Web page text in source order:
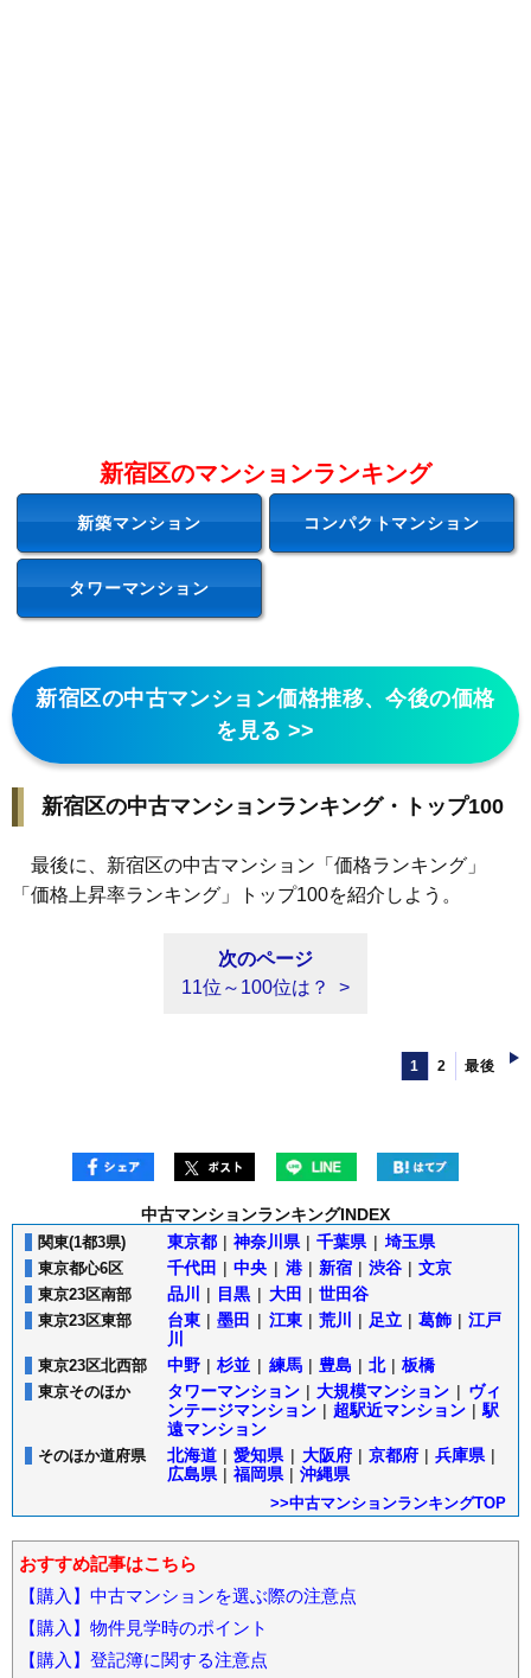
新宿区のマンションランキング
新築マンション コンパクトマンション
タワーマンション
新宿区の中古マンション価格推移、今後の価格
を見る >>
新宿区の中古マンションランキング・トップ100
最後に、新宿区の中古マンション「価格ランキング」
「価格上昇率ランキング」トップ100を紹介しよう。
次のページ
11位～100位は？
1 2 最後
中古マンションランキングINDEX
関東(1都3県) 東京都 | 神奈川県 | 千葉県 | 埼玉県
東京都心6区 千代田 | 中央 | 港 | 新宿 | 渋谷 | 文京
東京23区南部 品川 | 目黒 | 大田 | 世田谷
東京23区東部 台東 | 墨田 | 江東 | 荒川 | 足立 | 葛飾 | 江戸
川
東京23区北西部 中野 | 杉並 | 練馬 | 豊島 | 北 | 板橋
東京そのほか タワーマンション | 大規模マンション | ヴィ
ンテージマンション | 超駅近マンション | 駅
遠マンション
そのほか道府県 北海道 | 愛知県 | 大阪府 | 京都府 | 兵庫県 |
広島県 | 福岡県 | 沖縄県
>>中古マンションランキングTOP
おすすめ記事はこちら
【購入】中古マンションを選ぶ際の注意点
【購入】物件見学時のポイント
【購入】登記簿に関する注意点